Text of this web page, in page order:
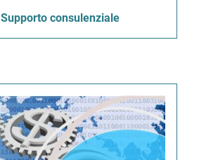
Supporto consulenziale